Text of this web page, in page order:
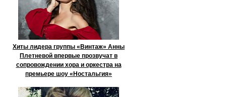
Хиты лидера группы «Винтаж» Анны
Плетневой впервые прозвучат в
сопровождении хора и оркестра на
премьере шоу «Ностальгия»